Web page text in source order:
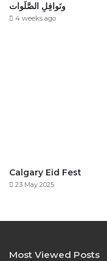
ونَوافِلِ الصَّلَوات
4 weeks ago
Calgary Eid Fest
23 May 2025
Most Viewed Posts